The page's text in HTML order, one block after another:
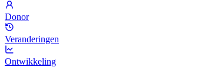
Donor
Veranderingen
Ontwikkeling